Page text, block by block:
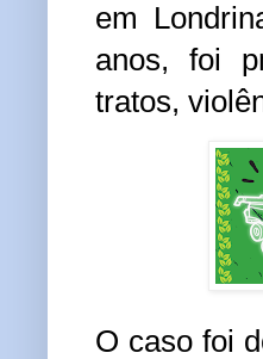
em
anos, foi
tratos,
O caso foi